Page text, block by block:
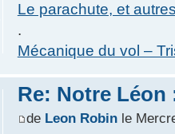
Le parachute, et
.
Mécanique du vol –
Re: Notre Léon
de Leon Robinle